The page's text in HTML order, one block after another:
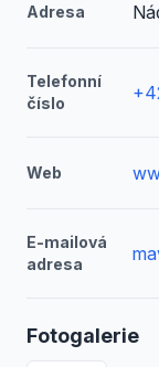
Adresa
Telefonní
číslo
Web
E-mailová
adresa
Fotogalerie